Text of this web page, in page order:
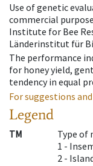
Use of genetic
commercial
Institute for Bee
Länderinstitut für
The performance
for honey yield,
tendency in equal
For suggestions
Legend
TM
Type of
1 -
2 -